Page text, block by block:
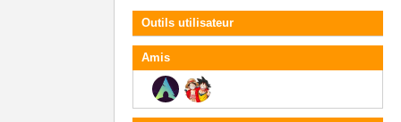
Outils utilisateur
Amis